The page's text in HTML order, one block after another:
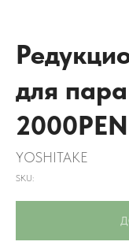
для
2000PEN
YOSHITAKE
SKU: